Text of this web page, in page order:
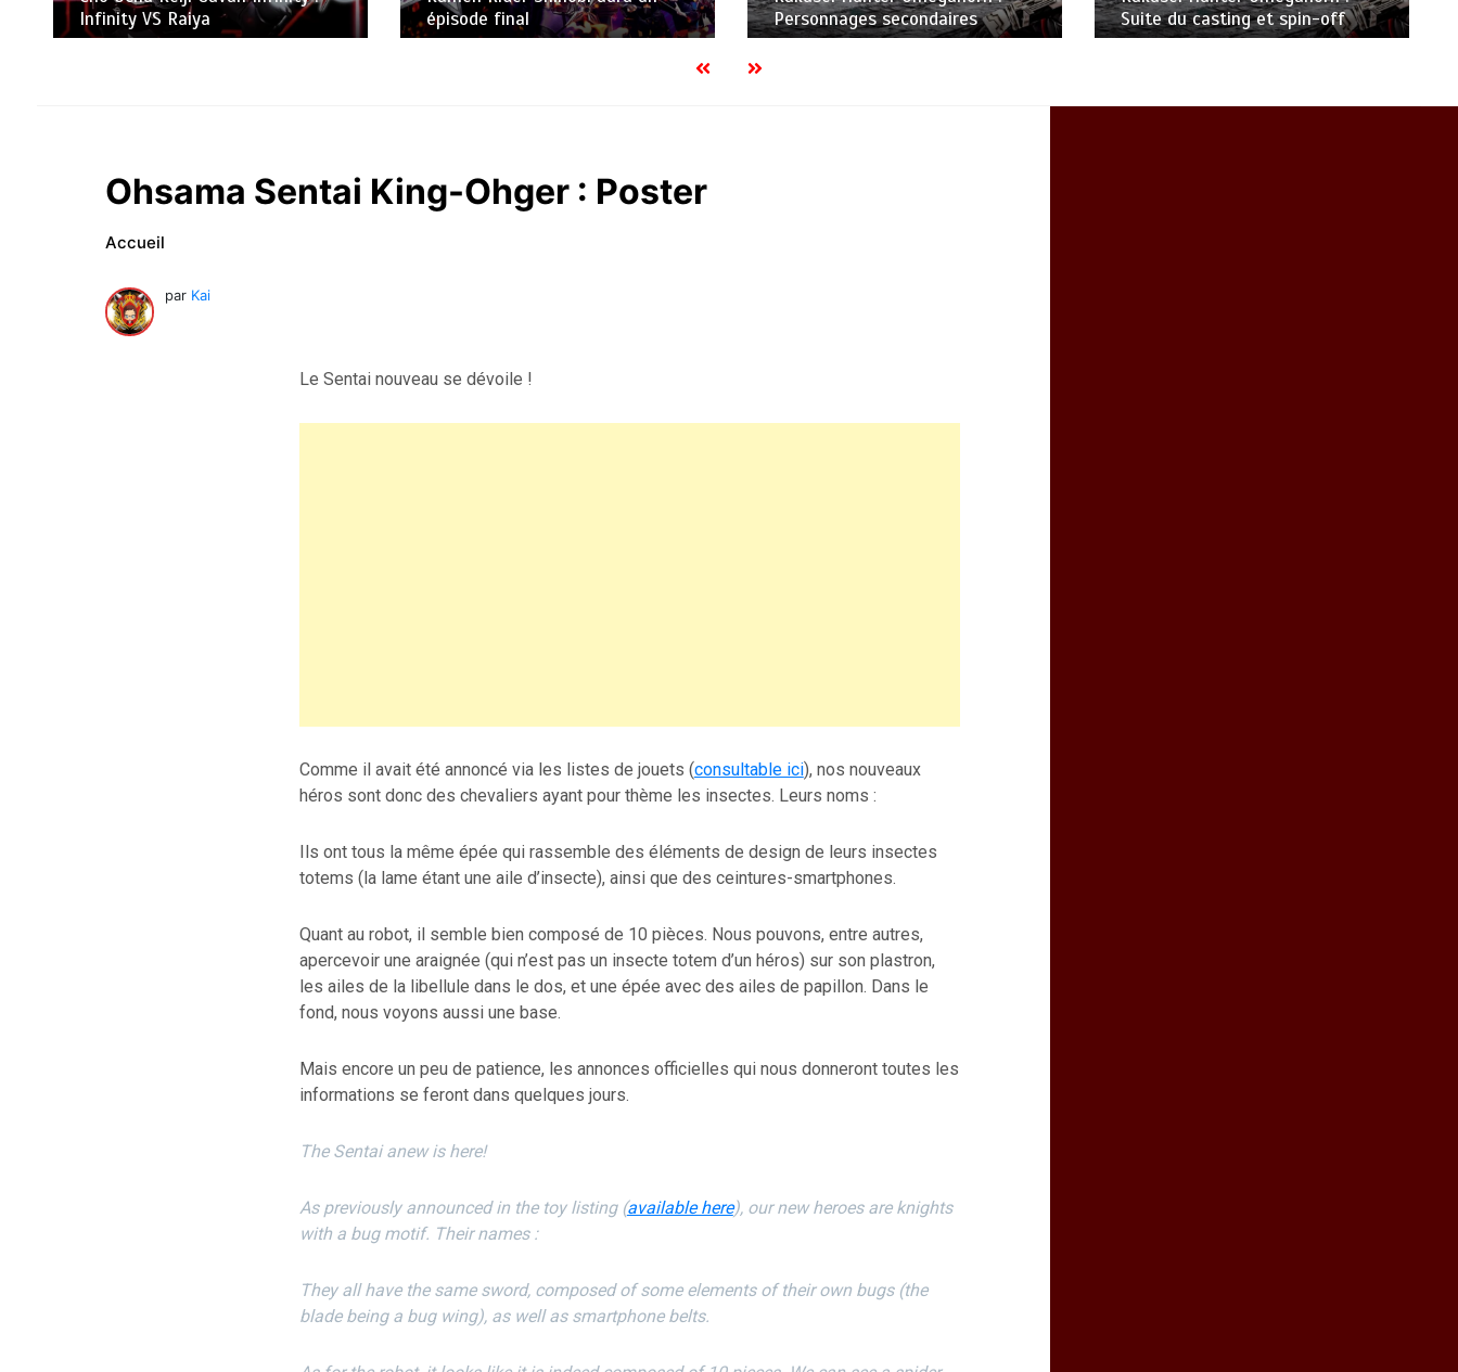
Infinity VS Raiya
épisode final
Personnages secondaires
Suite du casting et spin-off
Ohsama Sentai King-Ohger : Poster
Accueil
par Kai
Le Sentai nouveau se dévoile !
Comme il avait été annoncé via les listes de jouets (consultable ici), nos nouveaux
héros sont donc des chevaliers ayant pour thème les insectes. Leurs noms :
Ils ont tous la même épée qui rassemble des éléments de design de leurs insectes
totems (la lame étant une aile d’insecte), ainsi que des ceintures-smartphones.
Quant au robot, il semble bien composé de 10 pièces. Nous pouvons, entre autres,
apercevoir une araignée (qui n’est pas un insecte totem d’un héros) sur son plastron,
les ailes de la libellule dans le dos, et une épée avec des ailes de papillon. Dans le
fond, nous voyons aussi une base.
Mais encore un peu de patience, les annonces officielles qui nous donneront toutes les
informations se feront dans quelques jours.
The Sentai anew is here!
As previously announced in the toy listing (available here), our new heroes are knights
with a bug motif. Their names :
They all have the same sword, composed of some elements of their own bugs (the
blade being a bug wing), as well as smartphone belts.